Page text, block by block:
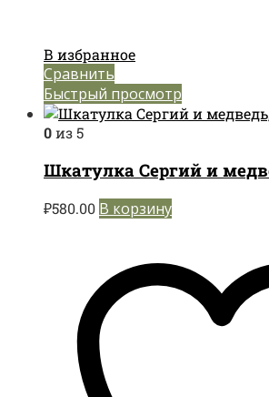
В избранное
Сравнить
Быстрый просмотр
0из 5
Шкатулка Сергий и
₽580.00 В корзину